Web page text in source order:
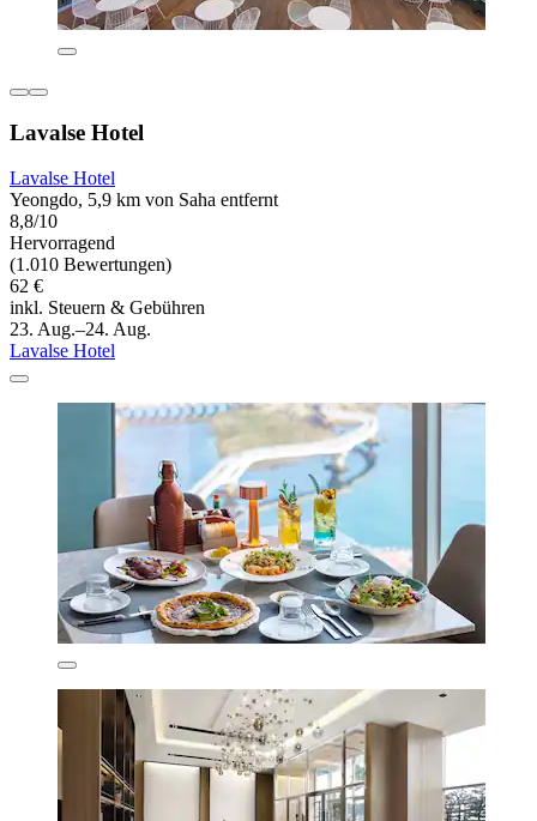
Lavalse Hotel
Lavalse Hotel
Yeongdo, 5,9 km von Saha entfernt
8,8/10
Hervorragend
(1.010 Bewertungen)
62 €
inkl. Steuern & Gebühren
23. Aug.–24. Aug.
Lavalse Hotel